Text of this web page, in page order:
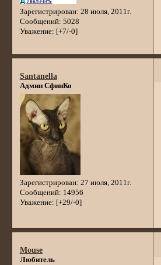
Зарегистрирован: 28 июля, 2011г.
Сообщений: 5028
Уважение: [+7/-0]
Santanella
Админ СфинКо
Зарегистрирован: 27 июля, 2011г.
Сообщений: 14956
Уважение: [+29/-0]
Mouse
Любитель